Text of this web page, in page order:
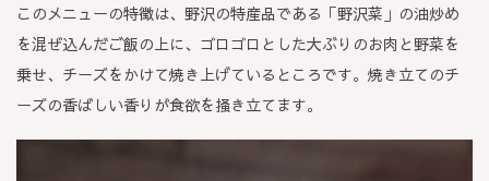
このメニューの特徴は、野沢の特産品である「野沢菜」の油炒め
を混ぜ込んだご飯の上に、ゴロゴロとした大ぶりのお肉と野菜を
乗せ、チーズをかけて焼き上げているところです。焼き立てのチ
ーズの香ばしい香りが食欲を掻き立てます。